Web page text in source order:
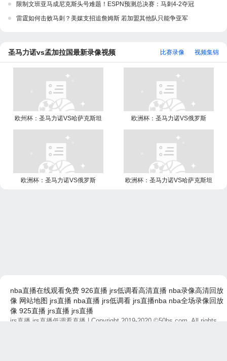
限制文班亚马成尼克斯头号难题！ESPN预测总决赛：马刺4-2夺冠
雷霆如何击败马刺？美媒支招追詹姆斯 若加盟其他队只能争亚军
圣马力诺vs孟加拉国最新录像视频 视频集锦
比赛录像
欧州杯：圣马力诺VS哈萨克斯坦 欧洲杯：圣马力诺VS俄罗斯
欧洲杯：圣马力诺VS俄罗斯 欧洲杯：圣马力诺VS哈萨克斯坦
nba直播在线观看免费 926直播 jrs低调看高清直播 nba录像高清回放
像 网站地图 jrs直播 nba直播 jrs低调看 jrs直播nba nba全场录像回放
像 925直播 jrs直播 jrs直播
jrs直播,jrs直播低调看直播 | Copyright 2019-2020 ©50bs.com, All rights